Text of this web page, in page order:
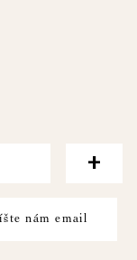
+
nám email